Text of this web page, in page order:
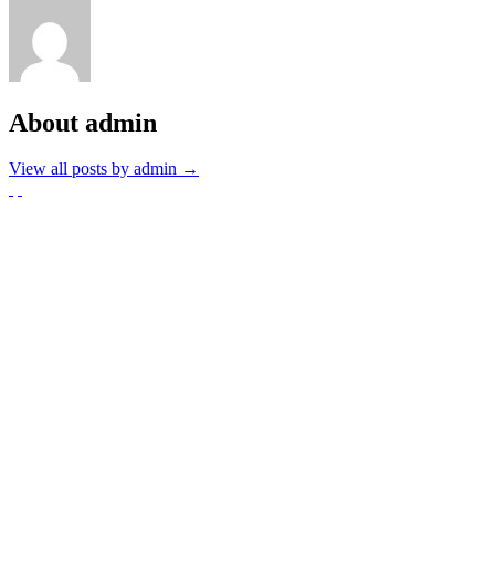
About admin
View all posts by admin →